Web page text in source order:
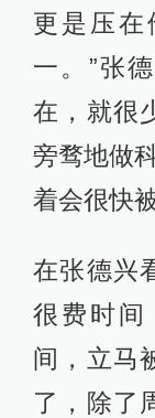
更是压在
一。”张
在，就很
旁骛地做
着会很快被
在张德兴
很费时间
间，立马
了，除了